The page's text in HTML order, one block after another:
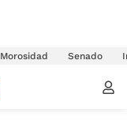
Morosidad Senado